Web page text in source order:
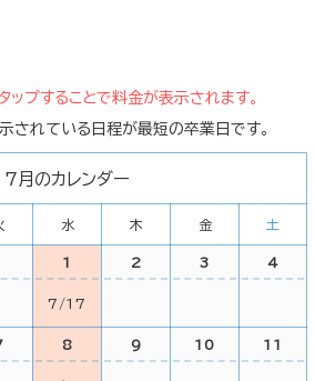
ップすることで料金が表示されます。
されている日程が最短の卒業日です。
7月のカレンダー
水 木 金 土
1
7/17
2 3 4
8 9 10 11